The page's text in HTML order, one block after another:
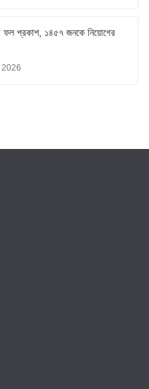
ফল প্রকাশ, ১৪৫৭ জনকে নিয়োগের
2026